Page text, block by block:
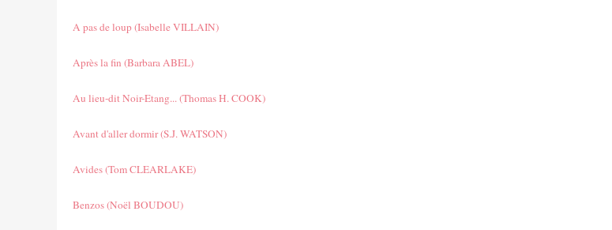
A pas de loup (Isabelle VILLAIN)
Après la fin (Barbara ABEL)
Au lieu-dit Noir-Etang... (Thomas H. COOK)
Avant d'aller dormir (S.J. WATSON)
Avides (Tom CLEARLAKE)
Benzos (Noël BOUDOU)